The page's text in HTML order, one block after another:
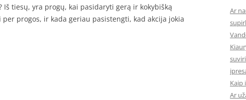
tiesų, yra progų, kai pasidaryti gerą ir kokybišką
progos, ir kada geriau pasistengti, kad akcija jokia
Ar
Kaip
Ar